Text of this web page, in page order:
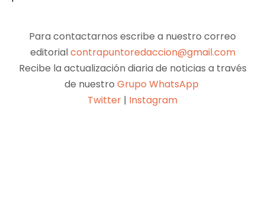
Para contactarnos escribe a nuestro correo
editorialcontrapuntoredaccion@gmail.com
Recibe la actualización diaria de noticias a través
de nuestro Grupo WhatsApp
Twitter | Instagram